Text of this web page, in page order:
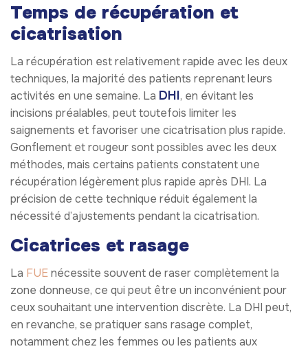
Temps de récupération et
cicatrisation
La récupération est relativement rapide avec les deux
techniques, la majorité des patients reprenant leurs
activités en une semaine. La DHI, en évitant les
incisions préalables, peut toutefois limiter les
saignements et favoriser une cicatrisation plus rapide.
Gonflement et rougeur sont possibles avec les deux
méthodes, mais certains patients constatent une
récupération légèrement plus rapide après DHI. La
précision de cette technique réduit également la
nécessité d’ajustements pendant la cicatrisation.
Cicatrices et rasage
La FUEnécessite souvent de raser complètement la
zone donneuse, ce qui peut être un inconvénient pour
ceux souhaitant une intervention discrète. La DHI peut,
en revanche, se pratiquer sans rasage complet,
notamment chez les femmes ou les patients aux